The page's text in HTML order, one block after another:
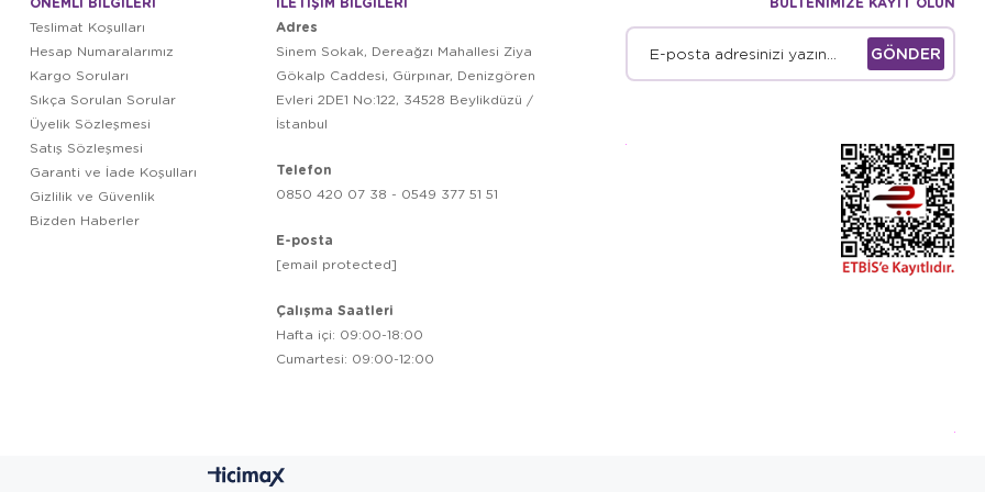
Teslimat Koşulları
Hesap Numaralarımız
Kargo Soruları
Sıkça Sorulan Sorular
Üyelik Sözleşmesi
Satış Sözleşmesi
Garanti ve İade Koşulları
Gizlilik ve Güvenlik
Bizden Haberler
Adres
Sinem Sokak, Dereağzı Mahallesi Ziya
Gökalp Caddesi, Gürpınar, Denizgören
Evleri 2DE1 No:122, 34528 Beylikdüzü /
İstanbul
Telefon
0850 420 07 38 - 0549 377 51 51
E-posta
[email protected]
Çalışma Saatleri
Hafta içi: 09:00-18:00
Cumartesi: 09:00-12:00
GÖNDER